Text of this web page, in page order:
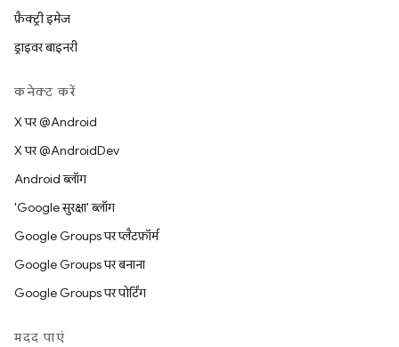
फ़ैक्ट्री इमेज
ड्राइवर बाइनरी
कनेक्ट करें
X पर @Android
X पर @AndroidDev
Android ब्लॉग
'Google सुरक्षा' ब्लॉग
Google Groups पर प्लैटफ़ॉर्म
Google Groups पर बनाना
Google Groups पर पोर्टिंग
मदद पाएं